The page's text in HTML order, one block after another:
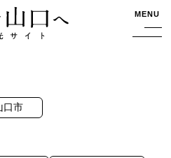
観光サイト MENU
口市